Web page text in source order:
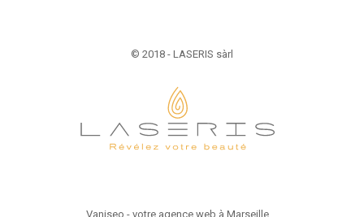
© 2018 - LASERIS sàrl
Vaniseo - votre agence web à Marseille